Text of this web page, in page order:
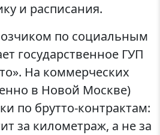
и расписания.
по социальным
государственное ГУП
На коммерческих
в Новой Москве)
по брутто-контрактам:
за километраж, а не за